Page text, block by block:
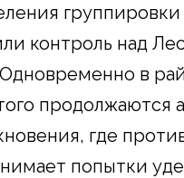
контроль над
в
продолжаются
где
попытки